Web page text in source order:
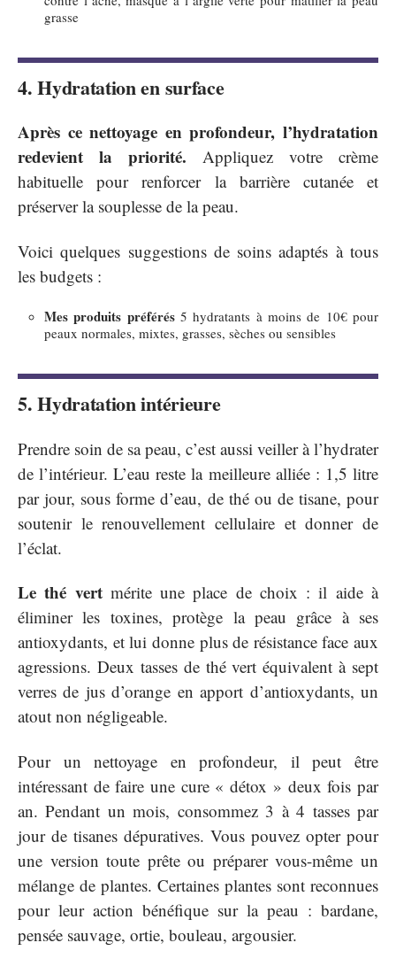
grasse
4. Hydratation en surface
Après ce nettoyage en profondeur, l’hydratation
redevient la priorité. Appliquez votre crème
habituelle pour renforcer la barrière cutanée et
préserver la souplesse de la peau.
Voici quelques suggestions de soins adaptés à tous
les budgets :
Mes produits préférés5 hydratants à moins de 10€ pour
peaux normales, mixtes, grasses, sèches ou sensibles
5. Hydratation intérieure
Prendre soin de sa peau, c’est aussi veiller à l’hydrater
de l’intérieur. L’eau reste la meilleure alliée : 1,5 litre
par jour, sous forme d’eau, de thé ou de tisane, pour
soutenir le renouvellement cellulaire et donner de
l’éclat.
Le thé vertmérite une place de choix : il aide à
éliminer les toxines, protège la peau grâce à ses
antioxydants, et lui donne plus de résistance face aux
agressions. Deux tasses de thé vert équivalent à sept
verres de jus d’orange en apport d’antioxydants, un
atout non négligeable.
Pour un nettoyage en profondeur, il peut être
intéressant de faire une cure « détox » deux fois par
an. Pendant un mois, consommez 3 à 4 tasses par
jour de tisanes dépuratives. Vous pouvez opter pour
une version toute prête ou préparer vous-même un
mélange de plantes. Certaines plantes sont reconnues
pour leur action bénéfique sur la peau : bardane,
pensée sauvage, ortie, bouleau, argousier.